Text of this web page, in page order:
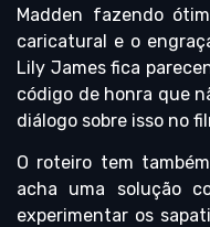
Madden fazendo
caricatural e o
Lily James fica
código de honra que
diálogo sobre isso no
O roteiro tem
acha uma solução
experimentar os